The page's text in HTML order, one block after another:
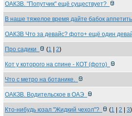
ОАКЗВ. "Попутчик" ещё существует?
В наше тяжелое время дайте бабок
ОАКЗВ Что за девайс? фото+ ещё один
Про садики (1 2)
Кот у которого на спине - КОТ (фото)
Что с метро на ботанике.
ОАКЗВ. Водительское в ОАЭ
Кто-нибудь юзал "Жидкий чехол"? (1 2 3)